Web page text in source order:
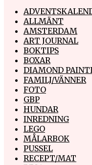
ALLMÄNT
AMSTERDAM
ART JOURNAL
BOKTIPS
BOXAR
DIAMOND
FAMILJ/VÄNNER
FOTO
GBP
HUNDAR
INREDNING
LEGO
MÅLARBOK
PUSSEL
RECEPT/MAT